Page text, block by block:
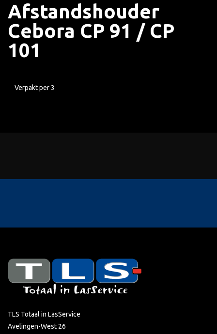
Afstandshouder
Cebora CP 91 / CP
101
Verpakt per 3
TLS Totaal in LasService
Avelingen-West 26